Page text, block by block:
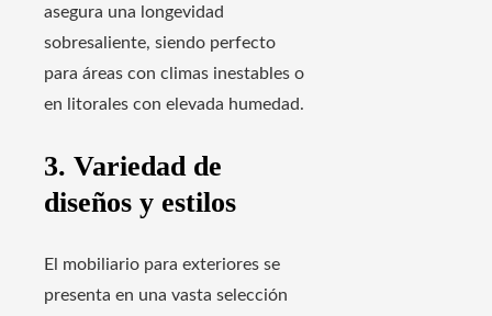
asegura una longevidad
sobresaliente, siendo perfecto
para áreas con climas inestables o
en litorales con elevada humedad.
3. Variedad de
diseños y estilos
El mobiliario para exteriores se
presenta en una vasta selección